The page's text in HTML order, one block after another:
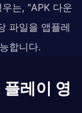
는, "APK 다운
파일을 앱플레
합니다.
레이 영